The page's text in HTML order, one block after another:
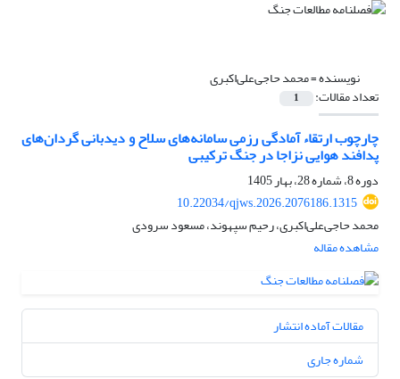
نویسنده =محمد حاجی‌علی‌اکبری
تعداد مقالات: 1
چارچوب ارتقاء آمادگی رزمی سامانه‌های سلاح و دیدبانی گردان‌های
پدافند هوایی نزاجا در جنگ ترکیبی
دوره 8، شماره 28، بهار 1405
10.22034/qjws.2026.2076186.1315
محمد حاجی‌علی‌اکبری، رحیم سپهوند، مسعود سرودی
مشاهده مقاله
مقالات آماده انتشار
شماره جاری